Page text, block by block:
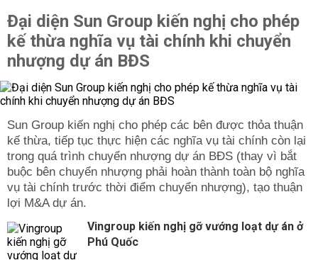
Đại diện Sun Group kiến nghị cho phép
kế thừa nghĩa vụ tài chính khi chuyển
nhượng dự án BĐS
Sun Group kiến nghị cho phép các bên được thỏa thuận
kế thừa, tiếp tục thực hiện các nghĩa vụ tài chính còn lại
trong quá trình chuyển nhượng dự án BĐS (thay vì bắt
buộc bên chuyển nhượng phải hoàn thành toàn bộ nghĩa
vụ tài chính trước thời điểm chuyển nhượng), tạo thuận
lợi M&A dự án.
Vingroup kiến nghị gỡ vướng loạt dự án ở
Phú Quốc